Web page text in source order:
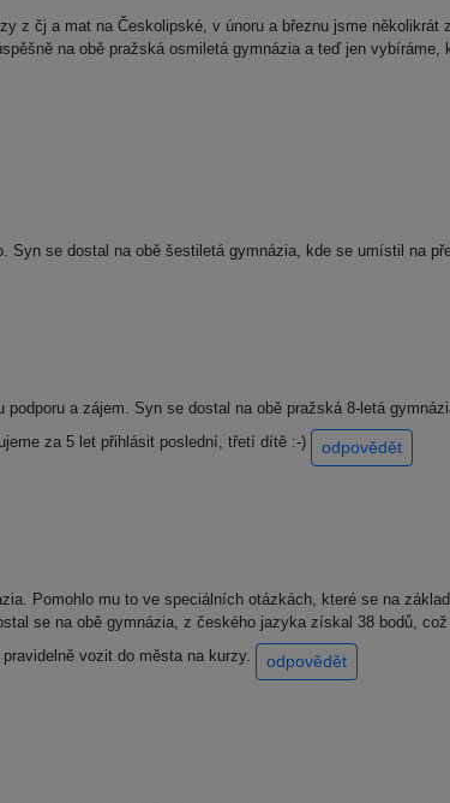
z čj a mat na Českolipské, v únoru a březnu jsme několikrát
na obě pražská osmiletá gymnázia a teď jen
Syn se dostal na obě šestiletá gymnázia, kde se umístil na
a zájem. Syn se dostal na obě pražská 8-letá
za 5 let přihlásit poslední, třetí dítě :-)
odpovědět
Pomohlo mu to ve speciálních otázkách, které se na
se na obě gymnázia, z českého jazyka získal 38 bodů,
vozit do města na kurzy.
odpovědět